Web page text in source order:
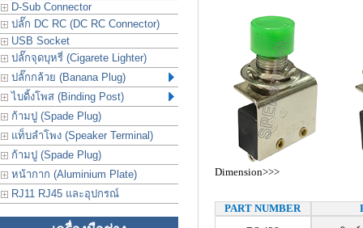
D-Sub Connector
ปลั๊ก DC RC (DC RC Connector)
USB Socket
ปลั๊กจุดบุหรี่ (Cigarete Lighter)
ปลั๊กกล้วย (Banana Plug)
ไบดิ้งโพส (Binding Post)
ก้ามปู (Spade Plug)
แท็บลำโพง (Speaker Terminal)
ก้ามปู (Spade Plug)
หน้ากาก (Aluminium Plate)
RJ11 RJ45 และอุปกรณ์
Dimension>>>
PART NUMBER